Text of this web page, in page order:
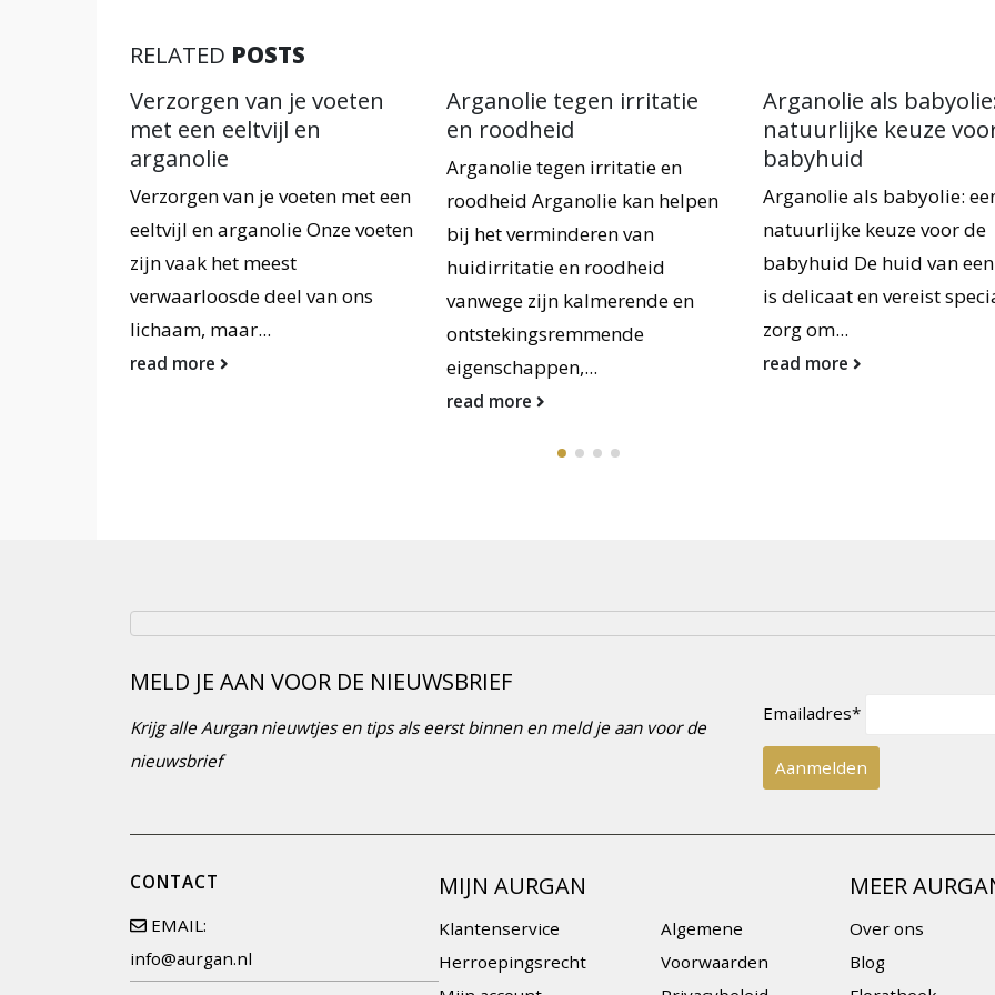
RELATED POSTS
Arganolie tegen irritatie
en roodheid
Arganolie tegen irritatie en
roodheid Arganolie kan helpen
bij het verminderen van
huidirritatie en roodheid
vanwege zijn kalmerende en
ontstekingsremmende
eigenschappen,...
Arganolie als babyolie: een
natuurlijke keuze voor de
babyhuid
Arganolie als babyolie: een
natuurlijke keuze voor de
babyhuid De huid van een baby
is delicaat en vereist speciale
zorg om...
read more
Arganolie als
Arganolie als Draagolie
Arganolie, ook bekend
'vloeibaar goud', staat
alleen bekend om zijn
voordelen voor haar en
read more
MELD JE AAN VOOR DE NIEUWSBRIEF
Krijg alle Aurgan nieuwtjes en tips als eerst binnen en meld je aan voor de
nieuwsbrief
Emailadres*
CONTACT
EMAIL:
info@aurgan.nl
MIJN AURGAN
Klantenservice
Herroepingsrecht
Algemene
Voorwaarden
MEER
Over ons
Blog